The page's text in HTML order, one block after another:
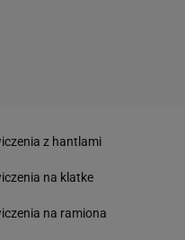
z hantlami
na klatke
na ramiona